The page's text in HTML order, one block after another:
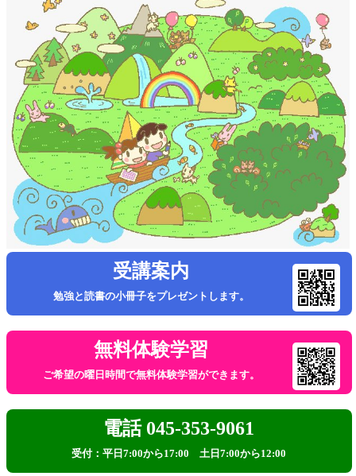
受講案内
勉強と読書の小冊子をプレゼントします。
無料体験学習
ご希望の曜日時間で無料体験学習ができます。
電話 045-353-9061
受付：平日7:00から17:00 土日7:00から12:00